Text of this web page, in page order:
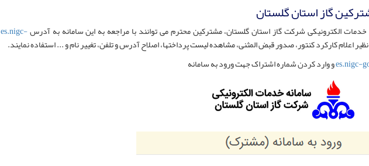
گاز استان گلستان
خدمات الکترونیکی شرکت گاز استان گلستان، مشترکین محترم می توانند با مراجعه به این سامانه به آدرسes.nigc-
اعلام کارکرد کنتور، صدور قبض المثنی، مشاهده لیست پرداختها، اصلاح آدرس و تلفن، تغییر نام و ... استفاده نمایند.
es.nigc-و وارد کردن شماره اشتراک جهت ورود به سامانه